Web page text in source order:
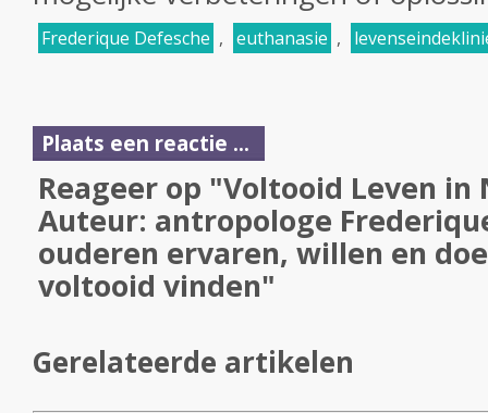
Frederique Defesche , euthanasie ,
Plaats een reactie ...
Reageer op "Voltooid Leven in
Auteur: antropologe
ouderen ervaren, willen en
voltooid vinden"
Gerelateerde artikelen